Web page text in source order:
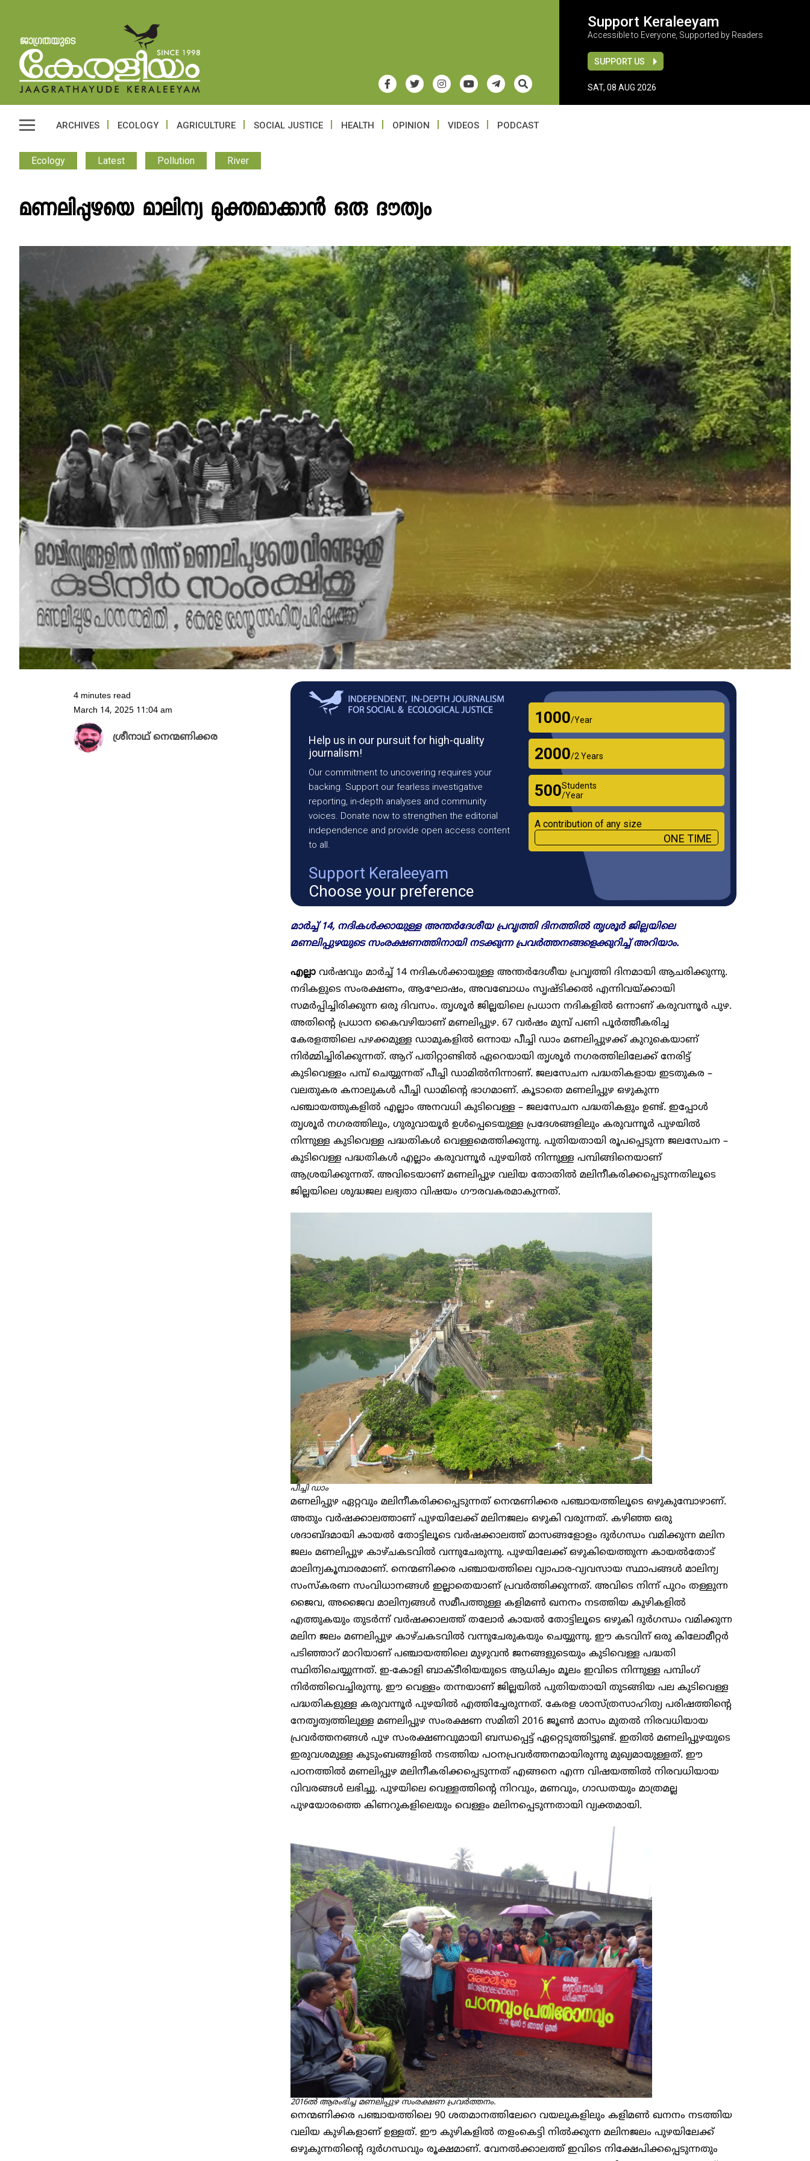
Support Keraleeyam
Accessible to Everyone, Supported by Readers
SUPPORT US
SAT, 08 AUG 2026
ARCHIVES ECOLOGY AGRICULTURE SOCIAL JUSTICE HEALTH OPINION VIDEOS PODCAST
Ecology Latest Pollution River
മണലിപ്പുഴയെ മാലിന്യ മുക്തമാക്കാൻ ഒരു ദൗത്യം
Help us in our pursuit for high-quality
journalism!
Our commitment to uncovering requires your
backing. Support our fearless investigative
reporting, in-depth analyses and community
voices. Donate now to strengthen the editorial
independence and provide open access content
to all.
Support Keraleeyam
Choose your preference
₹1000/Year
₹2000/2 Years
₹500Students
/Year
A contribution of any size
ONE TIME
മാർച്ച് 14, നദികള്‍ക്കായുള്ള അന്തര്‍ദേശീയ പ്രവൃത്തി ദിനത്തിൽ തൃശൂർ ജില്ലയിലെ
മണലിപ്പുഴയുടെ സംരക്ഷണത്തിനായി നടക്കുന്ന പ്രവർത്തനങ്ങളെക്കുറിച്ച് അറിയാം.
എല്ലാ വർഷവും മാർച്ച് 14 നദികള്‍ക്കായുള്ള അന്തര്‍ദേശീയ പ്രവൃത്തി ദിനമായി ആചരിക്കുന്നു.
നദികളുടെ സംരക്ഷണം, ആഘോഷം, അവബോധം സൃഷ്ടിക്കൽ എന്നിവയ്ക്കായി
സമർപ്പിച്ചിരിക്കുന്ന ഒരു ദിവസം. തൃശൂർ ജില്ലയിലെ പ്രധാന നദികളിൽ ഒന്നാണ് കരുവന്നൂർ പുഴ.
അതിന്റെ പ്രധാന കൈവഴിയാണ് മണലിപ്പുഴ. 67 വർഷം മുമ്പ് പണി പൂർത്തീകരിച്ച
കേരളത്തിലെ പഴക്കമുള്ള ഡാമുകളിൽ ഒന്നായ പീച്ചി ഡാം മണലിപ്പുഴക്ക് കുറുകെയാണ്
നിർമ്മിച്ചിരിക്കുന്നത്. ആറ് പതിറ്റാണ്ടിൽ ഏറെയായി തൃശൂർ നഗരത്തിലിലേക്ക് നേരിട്ട്
കുടിവെള്ളം പമ്പ് ചെയ്യുന്നത് പീച്ചി ഡാമിൽനിന്നാണ്. ജലസേചന പദ്ധതികളായ ഇടതുകര –
വലതുകര കനാലുകൾ പീച്ചി ഡാമിന്റെ ഭാഗമാണ്. കൂടാതെ മണലിപ്പുഴ ഒഴുകുന്ന
പഞ്ചായത്തുകളിൽ എല്ലാം അനവധി കുടിവെള്ള – ജലസേചന പദ്ധതികളും ഉണ്ട്. ഇപ്പോൾ
തൃശൂർ നഗരത്തിലും, ഗുരുവായൂർ ഉൾപ്പെടെയുള്ള പ്രദേശങ്ങളിലും കരുവന്നൂർ പുഴയിൽ
നിന്നുള്ള കുടിവെള്ള പദ്ധതികൾ വെള്ളമെത്തിക്കുന്നു. പുതിയതായി രൂപപ്പെടുന്ന ജലസേചന –
കുടിവെള്ള പദ്ധതികൾ എല്ലാം കരുവന്നൂർ പുഴയിൽ നിന്നുള്ള പമ്പിങ്ങിനെയാണ്
ആശ്രയിക്കുന്നത്. അവിടെയാണ് മണലിപ്പുഴ വലിയ തോതിൽ മലിനീകരിക്കപ്പെടുന്നതിലൂടെ
ജില്ലയിലെ ശുദ്ധജല ലഭ്യതാ വിഷയം ഗൗരവകരമാകുന്നത്.
പീച്ചി ഡാം
മണലിപ്പുഴ ഏറ്റവും മലിനീകരിക്കപ്പെടുന്നത് നെന്മണിക്കര പഞ്ചായത്തിലൂടെ ഒഴുകുമ്പോഴാണ്.
അതും വർഷക്കാലത്താണ് പുഴയിലേക്ക് മലിനജലം ഒഴുകി വരുന്നത്. കഴിഞ്ഞ ഒരു
ശദാബ്ദമായി കായൽ തോട്ടിലൂടെ വർഷക്കാലത്ത് മാസങ്ങളോളം ദുർഗന്ധം വമിക്കുന്ന മലിന
ജലം മണലിപ്പുഴ കാഴ്‌ചകടവിൽ വന്നുചേരുന്നു. പുഴയിലേക്ക് ഒഴുകിയെത്തുന്ന കായൽതോട്
മാലിന്യകൂമ്പാരമാണ്. നെന്മണിക്കര പഞ്ചായത്തിലെ വ്യാപാര-വ്യവസായ സ്ഥാപങ്ങൾ മാലിന്യ
സംസ്കരണ സംവിധാനങ്ങൾ ഇല്ലാതെയാണ് പ്രവർത്തിക്കുന്നത്. അവിടെ നിന്ന് പുറം തള്ളുന്ന
ജൈവ, അജൈവ മാലിന്യങ്ങൾ സമീപത്തുള്ള കളിമൺ ഖനനം നടത്തിയ കുഴികളിൽ
എത്തുകയും തുടർന്ന് വർഷക്കാലത്ത് തലോർ കായൽ തോട്ടിലൂടെ ഒഴുകി ദുർഗന്ധം വമിക്കുന്ന
മലിന ജലം മണലിപ്പുഴ കാഴ്‌ചകടവിൽ വന്നുചേരുകയും ചെയ്യുന്നു. ഈ കടവിന് ഒരു കിലോമീറ്റർ
പടിഞ്ഞാറ് മാറിയാണ് പഞ്ചായത്തിലെ മുഴുവന്‍ ജനങ്ങളുടെയും കുടിവെള്ള പദ്ധതി
സ്ഥിതിചെയ്യുന്നത്. ഇ-കോളി ബാക്ടീരിയയുടെ ആധിക്യം മൂലം ഇവിടെ നിന്നുള്ള പമ്പിംഗ്
നിർത്തിവെച്ചിരുന്നു. ഈ വെള്ളം തന്നയാണ് ജില്ലയിൽ പുതിയതായി തുടങ്ങിയ പല കുടിവെള്ള
പദ്ധതികളുള്ള കരുവന്നൂർ പുഴയിൽ എത്തിച്ചേരുന്നത്. കേരള ശാസ്ത്രസാഹിത്യ പരിഷത്തിന്റെ
നേതൃത്വത്തിലുള്ള മണലിപ്പുഴ സംരക്ഷണ സമിതി 2016 ജൂണ്‍ മാസം മുതല്‍ നിരവധിയായ
പ്രവര്‍ത്തനങ്ങൾ പുഴ സംരക്ഷണവുമായി ബന്ധപ്പെട്ട് ഏറ്റെടുത്തിട്ടുണ്ട്. ഇതില്‍ മണലിപ്പുഴയുടെ
ഇരുവശമുള്ള കുടുംബങ്ങളില്‍ നടത്തിയ പഠനപ്രവര്‍ത്തനമായിരുന്നു മുഖ്യമായുള്ളത്. ഈ
പഠനത്തില്‍ മണലിപ്പുഴ മലിനീകരിക്കപ്പെടുന്നത് എങ്ങനെ എന്ന വിഷയത്തില്‍ നിരവധിയായ
വിവരങ്ങള്‍ ലഭിച്ചു. പുഴയിലെ വെള്ളത്തിന്റെ നിറവും, മണവും, ഗാഡതയും മാത്രമല്ല
പുഴയോരത്തെ കിണറുകളിലെയും വെള്ളം മലിനപ്പെടുന്നതായി വ്യക്തമായി.
2016ൽ ആരംഭിച്ച മണലിപ്പുഴ സംരക്ഷണ പ്രവർത്തനം.
നെന്മണിക്കര പഞ്ചായത്തിലെ 90 ശതമാനത്തിലേറെ വയലുകളിലും കളിമൺ ഖനനം നടത്തിയ
വലിയ കുഴികളാണ് ഉള്ളത്. ഈ കുഴികളില്‍ തളംകെട്ടി നില്‍ക്കുന്ന മലിനജലം പുഴയിലേക്ക്
ഒഴുകുന്നതിന്റെ ദുര്‍ഗന്ധവും രൂക്ഷമാണ്. വേനൽക്കാലത്ത് ഇവിടെ നിക്ഷേപിക്കപ്പെടുന്നതും
4 minutes read
March 14, 2025 11:04 am
ശ്രീനാഥ് നെന്മണിക്കര